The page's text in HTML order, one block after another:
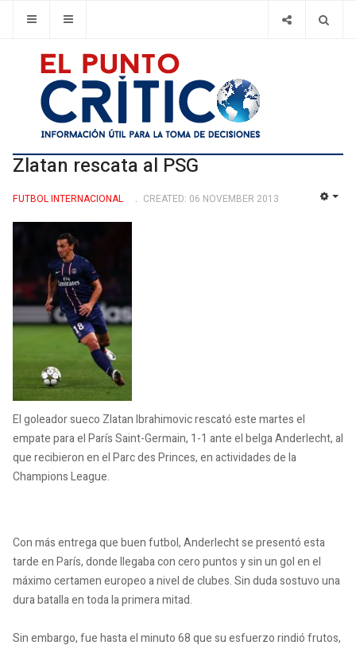
Zlatan rescata al PSG
FUTBOL INTERNACIONAL CREATED: 06 NOVEMBER 2013
El goleador sueco Zlatan Ibrahimovic rescató este martes el
empate para el París Saint-Germain, 1-1 ante el belga Anderlecht, al
que recibieron en el Parc des Princes, en actividades de la
Champions League.
Con más entrega que buen futbol, Anderlecht se presentó esta
tarde en París, donde llegaba con cero puntos y sin un gol en el
máximo certamen europeo a nivel de clubes. Sin duda sostuvo una
dura batalla en toda la primera mitad.
Sin embargo, fue hasta el minuto 68 que su esfuerzo rindió frutos,